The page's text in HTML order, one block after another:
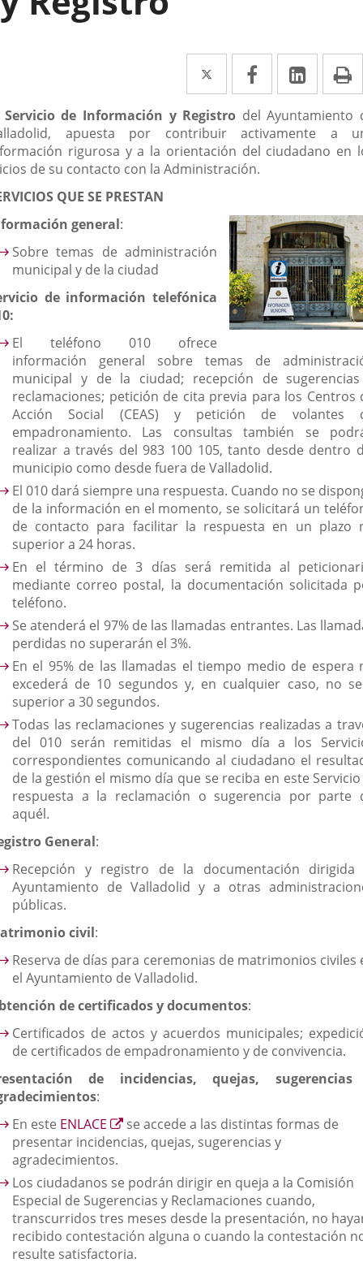
Twitter
Enlace
a
una
aplicación
externa.
Facebook
Enlace
a
una
aplicación
externa.
Enlace
a
una
Servicio de Información y Registro del Ayuntamiento
apuesta por contribuir activamente a
rigurosa y a la orientación del ciudadano en
de su contacto con la Administración.
QUE SE PRESTAN
general:
Sobre temas de administración
municipal y de la ciudad
de información telefónica
El teléfono 010 ofrece
información general sobre temas de
municipal y de la ciudad; recepción de
reclamaciones; petición de cita previa para los Centros
Acción Social (CEAS) y petición de volantes
empadronamiento. Las consultas también se
realizar a través del 983 100 105, tanto desde dentro
municipio como desde fuera de Valladolid.
El 010 dará siempre una respuesta. Cuando no se
de la información en el momento, se solicitará un
de contacto para facilitar la respuesta en un plazo
superior a 24 horas.
En el término de 3 días será remitida al
mediante correo postal, la documentación solicitada
teléfono.
Se atenderá el 97% de las llamadas entrantes. Las
perdidas no superarán el 3%.
En el 95% de las llamadas el tiempo medio de espera
excederá de 10 segundos y, en cualquier caso, no
superior a 30 segundos.
Todas las reclamaciones y sugerencias realizadas a
del 010 serán remitidas el mismo día a los
correspondientes comunicando al ciudadano el
de la gestión el mismo día que se reciba en este
respuesta a la reclamación o sugerencia por parte
aquél.
General:
Recepción y registro de la documentación dirigida
Ayuntamiento de Valladolid y a otras
públicas.
civil:
Reserva de días para ceremonias de matrimonios civiles
el Ayuntamiento de Valladolid.
de certificados y documentos:
Certificados de actos y acuerdos municipales;
de certificados de empadronamiento y de convivencia.
de incidencias, quejas,
:
En este ENLACE
Enlace
a
aplicación
externa.
se accede a las distintas formas de
presentar incidencias, quejas, sugerencias y
agradecimientos.
Los ciudadanos se podrán dirigir en queja a la Comisión
Especial de Sugerencias y Reclamaciones cuando,
transcurridos tres meses desde la presentación, no
recibido contestación alguna o cuando la contestación
resulte satisfactoria.